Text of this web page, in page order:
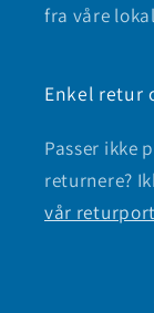
fra våre
Enkel retur
Passer ikke
returnere?
vår